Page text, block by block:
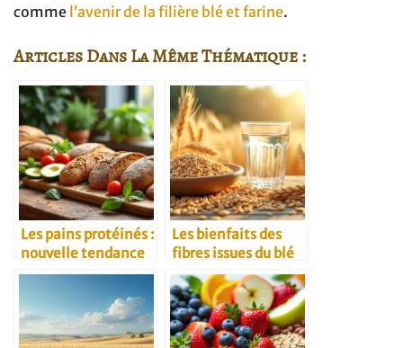
comme l’avenir de la filière blé et farine.
Articles Dans La Même Thématique :
Les pains protéinés :
nouvelle tendance
santé
Les bienfaits des
fibres issues du blé